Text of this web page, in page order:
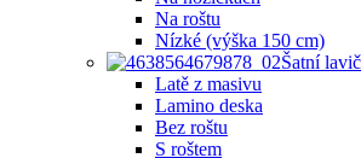
Na roštu
Nízké (výška 150 cm)
Šatní
Latě z masivu
Lamino deska
Bez roštu
S roštem